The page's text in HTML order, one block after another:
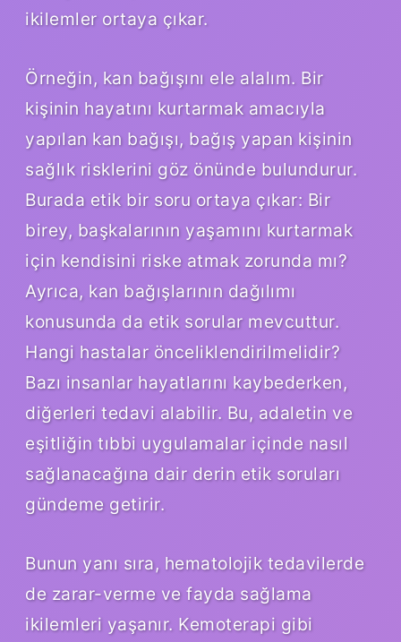
ikilemler ortaya çıkar.
Örneğin, kan bağışını ele alalım. Bir
kişinin hayatını kurtarmak amacıyla
yapılan kan bağışı, bağış yapan kişinin
sağlık risklerini göz önünde bulundurur.
Burada etik bir soru ortaya çıkar: Bir
birey, başkalarının yaşamını kurtarmak
için kendisini riske atmak zorunda mı?
Ayrıca, kan bağışlarının dağılımı
konusunda da etik sorular mevcuttur.
Hangi hastalar önceliklendirilmelidir?
Bazı insanlar hayatlarını kaybederken,
diğerleri tedavi alabilir. Bu, adaletin ve
eşitliğin tıbbi uygulamalar içinde nasıl
sağlanacağına dair derin etik soruları
gündeme getirir.
Bunun yanı sıra, hematolojik tedavilerde
de zarar-verme ve fayda sağlama
ikilemleri yaşanır. Kemoterapi gibi